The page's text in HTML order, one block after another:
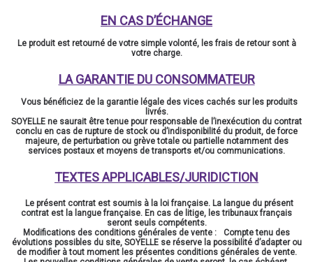
EN CAS D’ÉCHANGE
Le produit est retourné de votre simple volonté, les frais de retour sont à
votre charge.
LA GARANTIE DU CONSOMMATEUR
Vous bénéficiez de la garantie légale des vices cachés sur les produits
livrés.
SOYELLE ne saurait être tenue pour responsable de l’inexécution du contrat
conclu en cas de rupture de stock ou d’indisponibilité du produit, de force
majeure, de perturbation ou grève totale ou partielle notamment des
services postaux et moyens de transports et/ou communications.
TEXTES APPLICABLES/JURIDICTION
Le présent contrat est soumis à la loi française. La langue du présent
contrat est la langue française. En cas de litige, les tribunaux français
seront seuls compétents.
Modifications des conditions générales de vente : Compte tenu des
évolutions possibles du site, SOYELLE se réserve la possibilité d’adapter ou
de modifier à tout moment les présentes conditions générales de vente.